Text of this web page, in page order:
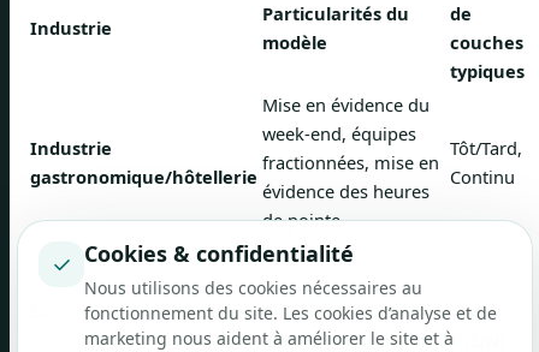
Industrie
Particularités du
modèle
de
couches
typiques
Industrie
gastronomique/hôtellerie
Mise en évidence du
week-end, équipes
fractionnées, mise en
évidence des heures
de pointe
Tôt/Tard,
Continu
Soins de santé
Couverture 24h/24 et
7j/7, rotation des
équipes de nuit,
alertes en cas de
couches
(F/S/N)
✓ Cookies & confidentialité
Nous utilisons des cookies nécessaires au
fonctionnement du site. Les cookies d’analyse et de
marketing nous aident à améliorer le site et à